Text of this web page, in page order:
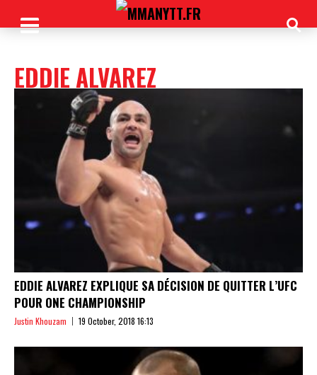
EDDIE ALVAREZ
EDDIE ALVAREZ EXPLIQUE SA DÉCISION DE QUITTER L’UFC
POUR ONE CHAMPIONSHIP
Justin Khouzam 19 October, 2018 16:13